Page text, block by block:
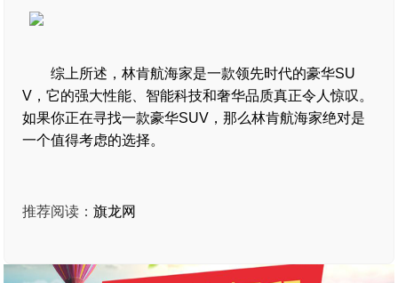
综上所述，林肯航海家是一款领先时代的豪华SU
V，它的强大性能、智能科技和奢华品质真正令人惊叹。
如果你正在寻找一款豪华SUV，那么林肯航海家绝对是
一个值得考虑的选择。
推荐阅读：旗龙网